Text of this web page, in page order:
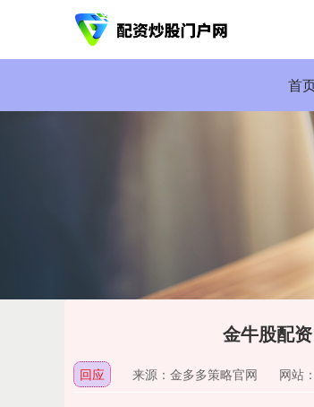
首
金牛股配
回应 来源：金多多策略官网 网站